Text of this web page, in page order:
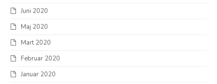
Juni 2020
Maj 2020
Mart 2020
Februar 2020
Januar 2020